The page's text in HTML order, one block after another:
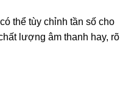
thể tùy chỉnh tần số cho
lượng âm thanh hay, rõ